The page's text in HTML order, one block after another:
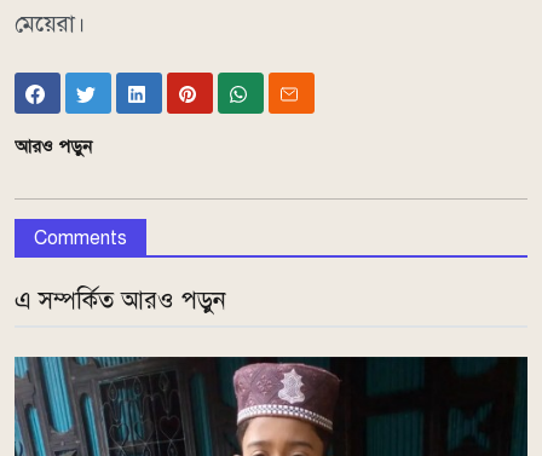
মেয়েরা।
আরও পড়ুন
Comments
এ সম্পর্কিত আরও পড়ুন